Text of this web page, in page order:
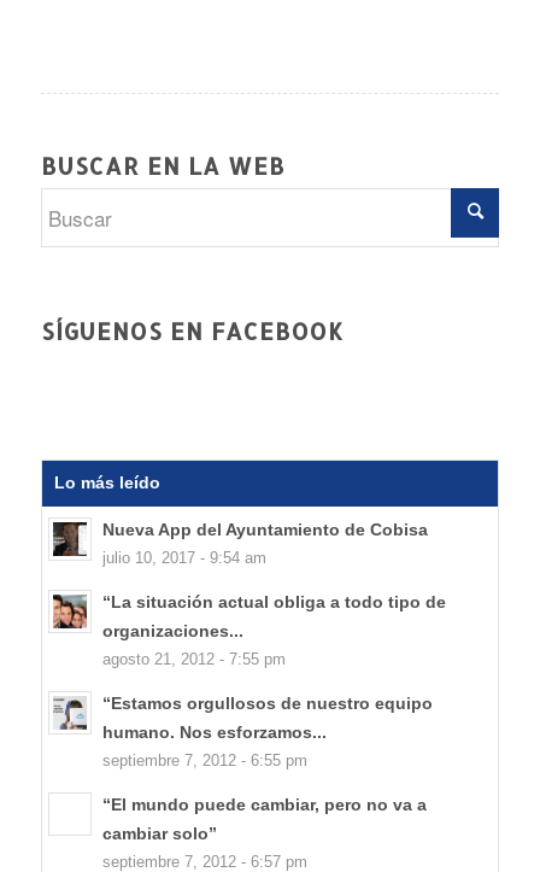
BUSCAR EN LA WEB
SÍGUENOS EN FACEBOOK
Lo más leído
Nueva App del Ayuntamiento de Cobisa
julio 10, 2017 - 9:54 am
“La situación actual obliga a todo tipo de
organizaciones...
agosto 21, 2012 - 7:55 pm
“Estamos orgullosos de nuestro equipo
humano. Nos esforzamos...
septiembre 7, 2012 - 6:55 pm
“El mundo puede cambiar, pero no va a
cambiar solo”
septiembre 7, 2012 - 6:57 pm